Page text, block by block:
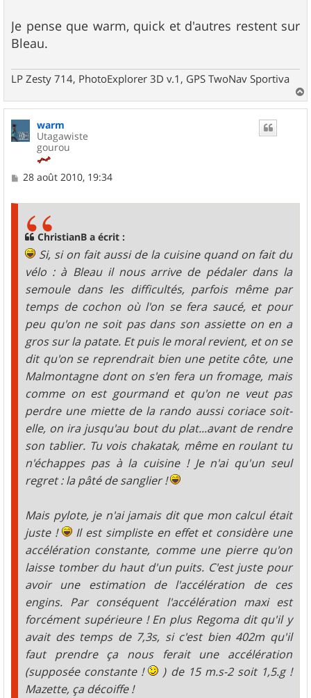
Je pense que warm, quick et d'autres restent sur
Bleau.
LP Zesty 714, PhotoExplorer 3D v.1, GPS TwoNav Sportiva
a
warm
Utagawiste
gourou
M
28 août 2010, 19:34
ChristianB a écrit :
Si, si on fait aussi de la cuisine quand on fait du
vélo : à Bleau il nous arrive de pédaler dans la
semoule dans les difficultés, parfois même par
temps de cochon où l'on se fera saucé, et pour
peu qu'on ne soit pas dans son assiette on en a
gros sur la patate. Et puis le moral revient, et on se
dit qu'on se reprendrait bien une petite côte, une
Malmontagne dont on s'en fera un fromage, mais
comme on est gourmand et qu'on ne veut pas
perdre une miette de la rando aussi coriace soit-
elle, on ira jusqu'au bout du plat...avant de rendre
son tablier. Tu vois chakatak, même en roulant tu
n'échappes pas à la cuisine ! Je n'ai qu'un seul
regret : la pâté de sanglier !
Mais pylote, je n'ai jamais dit que mon calcul était
juste !
Il est simpliste en effet et considère une
accélération constante, comme une pierre qu'on
laisse tomber du haut d'un puits. C'est juste pour
avoir une estimation de l'accélération de ces
engins. Par conséquent l'accélération maxi est
forcément supérieure ! En plus Regoma dit qu'il y
avait des temps de 7,3s, si c'est bien 402m qu'il
faut prendre ça nous ferait une accélération
(supposée constante !
) de 15 m.s-2 soit 1,5.g !
Mazette, ça décoiffe !